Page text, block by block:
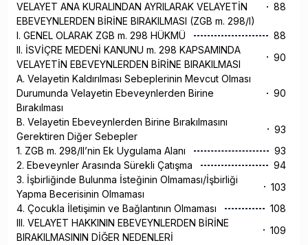
VELAYET ANA KURALINDAN AYRILARAK VELAYETİN
EBEVEYNLERDEN BİRİNE BIRAKILMASI (ZGB m. 298/I)
88
I. GENEL OLARAK ZGB m. 298 HÜKMÜ
88
II. İSVİÇRE MEDENİ KANUNU m. 298 KAPSAMINDA
VELAYETİN EBEVEYNLERDEN BİRİNE BIRAKILMASI
90
A. Velayetin Kaldırılması Sebeplerinin Mevcut Olması
Durumunda Velayetin Ebeveynlerden Birine
Bırakılması
90
B. Velayetin Ebeveynlerden Birine Bırakılmasını
Gerektiren Diğer Sebepler
93
1. ZGB m. 298/II’nin Ek Uygulama Alanı
93
2. Ebeveynler Arasında Sürekli Çatışma
94
3. İşbirliğinde Bulunma İsteğinin Olmaması/İşbirliği
Yapma Becerisinin Olmaması
103
4. Çocukla İletişimin ve Bağlantının Olmaması
108
III. VELAYET HAKKININ EBEVEYNLERDEN BİRİNE
BIRAKILMASININ DİĞER NEDENLERİ
109